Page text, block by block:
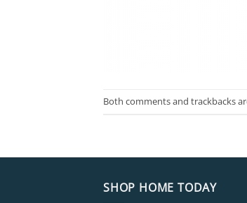
Both comments and trackbacks
SHOP HOME TODAY